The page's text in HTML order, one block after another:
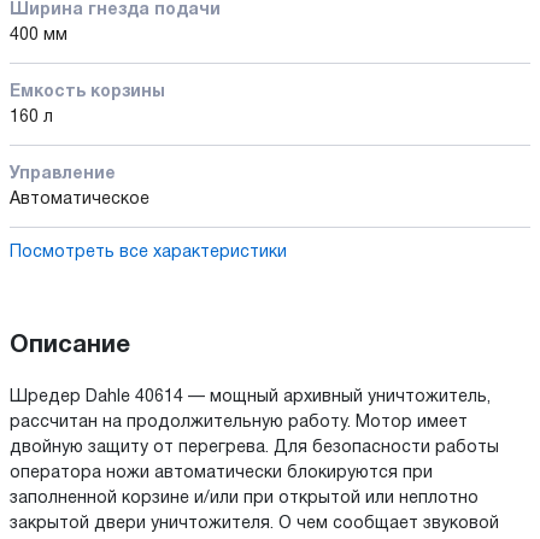
Ширина гнезда подачи
400 мм
Емкость корзины
160 л
Управление
Автоматическое
Посмотреть все характеристики
Описание
Шредер Dahle 40614 — мощный архивный уничтожитель,
рассчитан на продолжительную работу. Мотор имеет
двойную защиту от перегрева. Для безопасности работы
оператора ножи автоматически блокируются при
заполненной корзине и/или при открытой или неплотно
закрытой двери уничтожителя. О чем сообщает звуковой